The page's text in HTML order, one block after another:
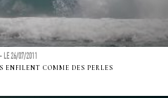
LE 26/07/2011
ENFILENT COMME DES PERLES